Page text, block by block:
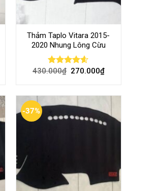
Thảm Taplo Vitara 2015-
2020 Nhung Lông Cừu
Rated 4.54
430.000₫ 270.000₫
-37%